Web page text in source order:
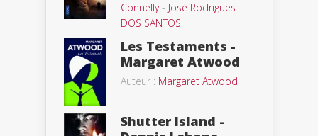
Connelly- José Rodrigues
DOS SANTOS
Les Testaments -
Margaret Atwood
Auteur : Margaret Atwood
Shutter Island -